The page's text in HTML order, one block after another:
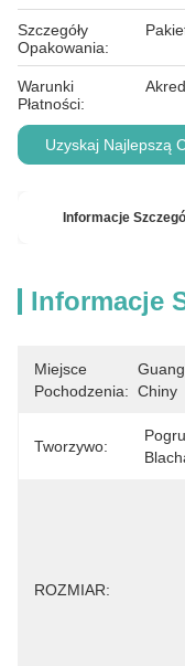
Szczegóły
Opakowania:
Warunki
Płatności:
Uzyskaj Najlepszą
Informacje
Informacje
Miejsce
Pochodzenia: Chiny
Tworzywo:
ROZMIAR: